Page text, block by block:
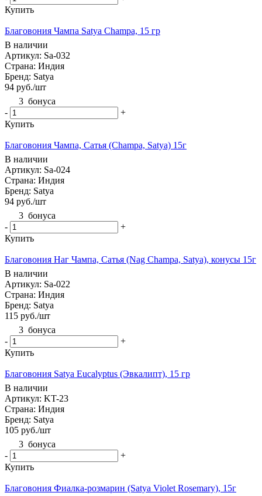
Купить
Благовония Чампа Satya Champa, 15 гр
В наличии
Артикул: Sa-032
Страна: Индия
Бренд: Satya
94 руб./шт
3 бонуса
-
+
Купить
Благовония Чампа, Сатья (Champa, Satya) 15г
В наличии
Артикул: Sa-024
Страна: Индия
Бренд: Satya
94 руб./шт
3 бонуса
-
+
Купить
Благовония Наг Чампа, Сатья (Nag Champa, Satya), конусы 15г
В наличии
Артикул: Sa-022
Страна: Индия
Бренд: Satya
115 руб./шт
3 бонуса
-
+
Купить
Благовония Satya Eucalyptus (Эвкалипт), 15 гр
В наличии
Артикул: KT-23
Страна: Индия
Бренд: Satya
105 руб./шт
3 бонуса
-
+
Купить
Благовония Фиалка-розмарин (Satya Violet Rosemary), 15г